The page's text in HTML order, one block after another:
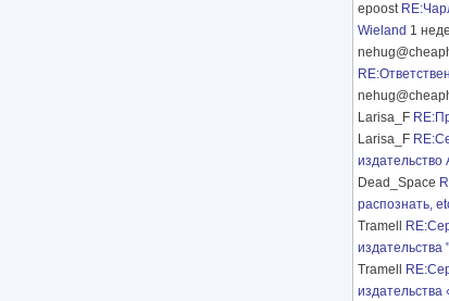
epoost
Wieland 1
Larisa_F
Larisa_F
издательство
Dead_Space
распознать,
Tramell
издательства
Tramell
издательства